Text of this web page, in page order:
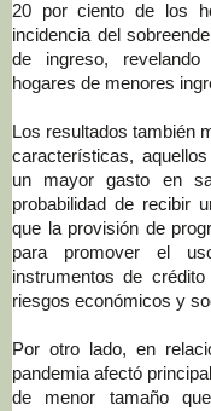
20 por ciento de los
incidencia del
de ingreso,
hogares de menores
Los resultados también
características,
un mayor gasto en
probabilidad de recibir
que la provisión de
para promover el
instrumentos de
riesgos económicos y
Por otro lado, en
pandemia afectó
de menor tamaño